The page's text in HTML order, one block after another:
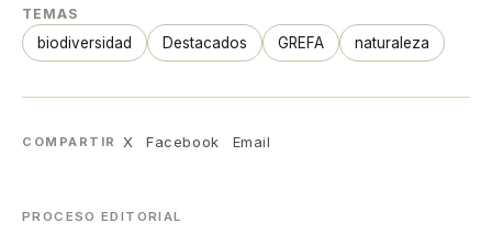
TEMAS
biodiversidad Destacados GREFA naturaleza
COMPARTIR X Facebook Email
PROCESO EDITORIAL